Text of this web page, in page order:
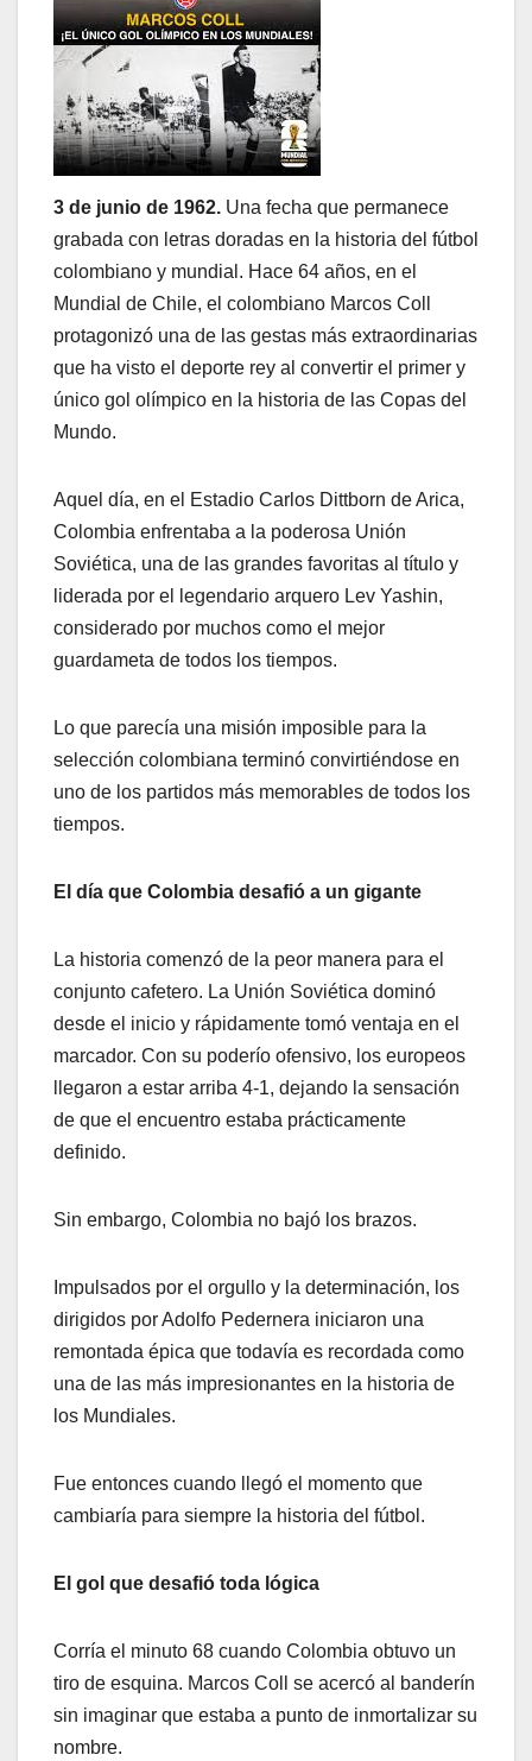
3 de junio de 1962. Una fecha que permanece
grabada con letras doradas en la historia del fútbol
colombiano y mundial. Hace 64 años, en el
Mundial de Chile, el colombiano Marcos Coll
protagonizó una de las gestas más extraordinarias
que ha visto el deporte rey al convertir el primer y
único gol olímpico en la historia de las Copas del
Mundo.
Aquel día, en el Estadio Carlos Dittborn de Arica,
Colombia enfrentaba a la poderosa Unión
Soviética, una de las grandes favoritas al título y
liderada por el legendario arquero Lev Yashin,
considerado por muchos como el mejor
guardameta de todos los tiempos.
Lo que parecía una misión imposible para la
selección colombiana terminó convirtiéndose en
uno de los partidos más memorables de todos los
tiempos.
El día que Colombia desafió a un gigante
La historia comenzó de la peor manera para el
conjunto cafetero. La Unión Soviética dominó
desde el inicio y rápidamente tomó ventaja en el
marcador. Con su poderío ofensivo, los europeos
llegaron a estar arriba 4-1, dejando la sensación
de que el encuentro estaba prácticamente
definido.
Sin embargo, Colombia no bajó los brazos.
Impulsados por el orgullo y la determinación, los
dirigidos por Adolfo Pedernera iniciaron una
remontada épica que todavía es recordada como
una de las más impresionantes en la historia de
los Mundiales.
Fue entonces cuando llegó el momento que
cambiaría para siempre la historia del fútbol.
El gol que desafió toda lógica
Corría el minuto 68 cuando Colombia obtuvo un
tiro de esquina. Marcos Coll se acercó al banderín
sin imaginar que estaba a punto de inmortalizar su
nombre.